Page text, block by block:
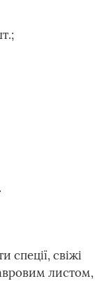
спеції, свіжі
листом,